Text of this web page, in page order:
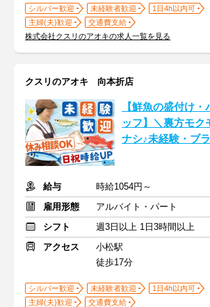
シルバー歓迎 未経験者歓迎
1日4h以内可
主婦(夫)歓迎
交通費支給
株式会社クスリのアオキの求人一覧を見る
クスリのアオキ 向本折店
【鮮魚の盛付け
ッフ】＼裏方モク
ナシ♪未経験・ブ
給与
時給1054円～
雇用形態
アルバイト・パート
シフト
週3日以上 1日3時間以上
アクセス
小松駅
徒歩17分
シルバー歓迎 未経験者歓迎
1日4h以内可
主婦(夫)歓迎
交通費支給